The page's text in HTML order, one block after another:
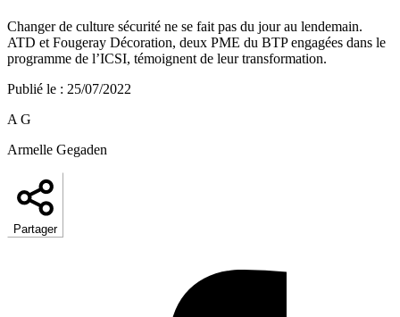
Changer de culture sécurité ne se fait pas du jour au lendemain.
ATD et Fougeray Décoration, deux PME du BTP engagées dans le
programme de l’ICSI, témoignent de leur transformation.
Publié le : 25/07/2022
A G
Armelle Gegaden
Partager